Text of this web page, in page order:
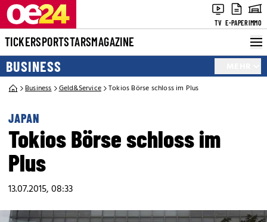
TV E-PAPERIMMO
TICKERSPORTSTARSMAGAZINE
BUSINESS
Business Geld&Service Tokios Börse schloss im Plus
JAPAN
Tokios Börse schloss im
Plus
13.07.2015, 08:33